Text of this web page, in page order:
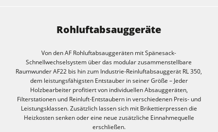
Rohluftabsauggeräte
Von den AF Rohluftabsauggeräten mit Spänesack-
Schnellwechselsystem über das modular zusammenstellbare
Raumwunder AF22 bis hin zum Industrie-Reinluftabsauggerät RL 350,
dem leistungsfähigsten Entstauber in seiner Größe – Jeder
Holzbearbeiter profitiert von individuellen Absauggeräten,
Filterstationen und Reinluft-Entstaubern in verschiedenen Preis- und
Leistungsklassen. Zusätzlich lassen sich mit Brikettierpressen die
Heizkosten senken oder eine neue zusätzliche Einnahmequelle
erschließen.